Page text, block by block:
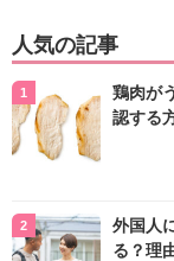
人気の記事
鶏肉が
認する
外国人
る？理